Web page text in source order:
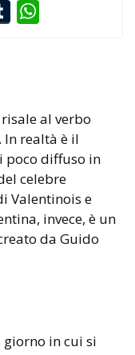
Tumblr
In realtà è il
poco diffuso in
celebre
Valentinois e
invece, è un
da Guido
giorno in cui si